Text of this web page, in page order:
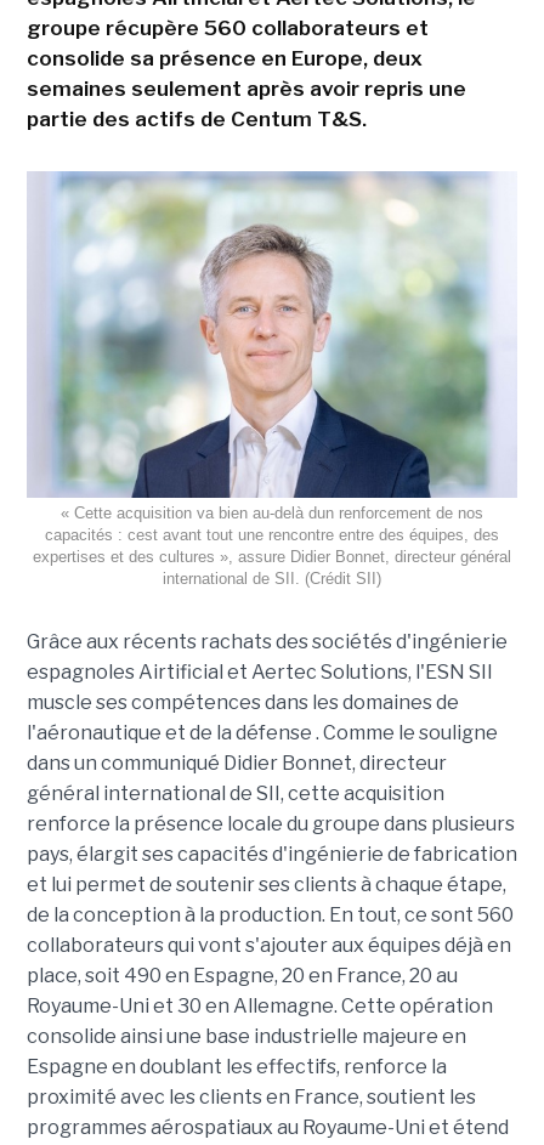
groupe récupère 560 collaborateurs et
consolide sa présence en Europe, deux
semaines seulement après avoir repris une
partie des actifs de Centum T&S.
« Cette acquisition va bien au-delà dun renforcement de nos
capacités : cest avant tout une rencontre entre des équipes, des
expertises et des cultures », assure Didier Bonnet, directeur général
international de SII. (Crédit SII)
Grâce aux récents rachats des sociétés d'ingénierie
espagnoles Airtificial et Aertec Solutions, l'ESN SII
muscle ses compétences dans les domaines de
l'aéronautique et de la défense . Comme le souligne
dans un communiqué Didier Bonnet, directeur
général international de SII, cette acquisition
renforce la présence locale du groupe dans plusieurs
pays, élargit ses capacités d'ingénierie de fabrication
et lui permet de soutenir ses clients à chaque étape,
de la conception à la production. En tout, ce sont 560
collaborateurs qui vont s'ajouter aux équipes déjà en
place, soit 490 en Espagne, 20 en France, 20 au
Royaume-Uni et 30 en Allemagne. Cette opération
consolide ainsi une base industrielle majeure en
Espagne en doublant les effectifs, renforce la
proximité avec les clients en France, soutient les
programmes aérospatiaux au Royaume-Uni et étend